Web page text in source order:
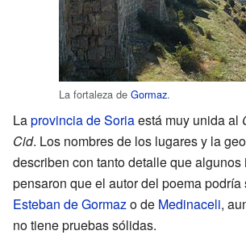
La fortaleza de Gormaz.
Laprovincia de Soriaestá muy unida al
Cid. Los nombres de los lugares y la
describen con tanto detalle que
pensaron que el autor del poema podría
Esteban de Gormazo de Medinaceli,
no tiene pruebas sólidas.